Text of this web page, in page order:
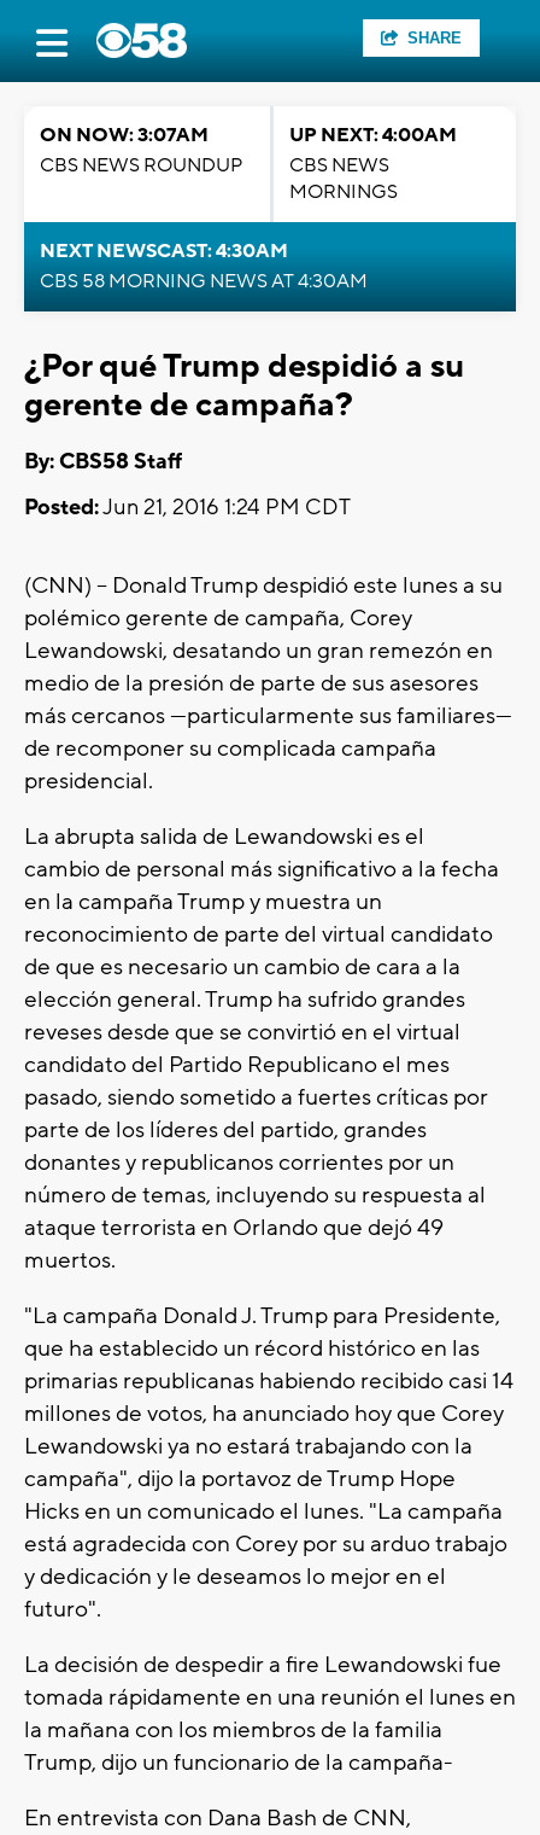
SHARE
ON NOW: 3:07AM
CBS NEWS ROUNDUP
UP NEXT: 4:00AM
CBS NEWS
MORNINGS
NEXT NEWSCAST: 4:30AM
CBS 58 MORNING NEWS AT 4:30AM
¿Por qué Trump despidió a su
gerente de campaña?
By: CBS58 Staff
Posted:Jun 21, 2016 1:24 PM CDT
(CNN) -- Donald Trump despidió este lunes a su
polémico gerente de campaña, Corey
Lewandowski, desatando un gran remezón en
medio de la presión de parte de sus asesores
más cercanos —particularmente sus familiares—
de recomponer su complicada campaña
presidencial.
La abrupta salida de Lewandowski es el
cambio de personal más significativo a la fecha
en la campaña Trump y muestra un
reconocimiento de parte del virtual candidato
de que es necesario un cambio de cara a la
elección general. Trump ha sufrido grandes
reveses desde que se convirtió en el virtual
candidato del Partido Republicano el mes
pasado, siendo sometido a fuertes críticas por
parte de los líderes del partido, grandes
donantes y republicanos corrientes por un
número de temas, incluyendo su respuesta al
ataque terrorista en Orlando que dejó 49
muertos.
"La campaña Donald J. Trump para Presidente,
que ha establecido un récord histórico en las
primarias republicanas habiendo recibido casi 14
millones de votos, ha anunciado hoy que Corey
Lewandowski ya no estará trabajando con la
campaña", dijo la portavoz de Trump Hope
Hicks en un comunicado el lunes. "La campaña
está agradecida con Corey por su arduo trabajo
y dedicación y le deseamos lo mejor en el
futuro".
La decisión de despedir a fire Lewandowski fue
tomada rápidamente en una reunión el lunes en
la mañana con los miembros de la familia
Trump, dijo un funcionario de la campaña-
En entrevista con Dana Bash de CNN,